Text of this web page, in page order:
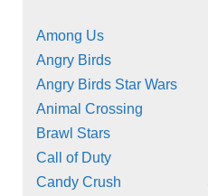
Among Us
Angry Birds
Angry Birds Star Wars
Animal Crossing
Brawl Stars
Call of Duty
Candy Crush